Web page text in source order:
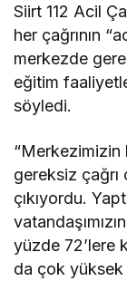
Siirt 112 Acil
her çağrının
merkezde
eğitim
söyledi.
“Merkezimizin
gereksiz çağrı
çıkıyordu.
yüzde 72’lere
da çok yüksek